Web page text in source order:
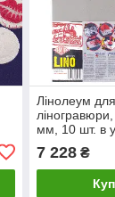
Лінолеум для
мм, 10 шт. в
7 228₴